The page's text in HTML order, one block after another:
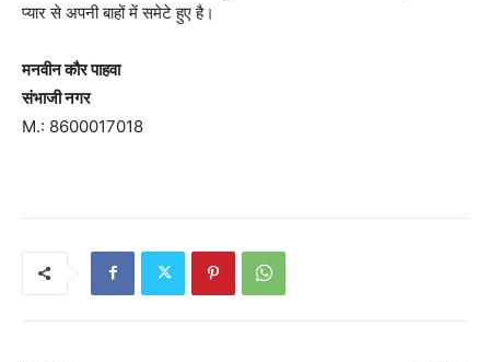
प्यार से अपनी बाहों में समेटे हुए है।
मनवीन कौर पाहवा
संभाजी नगर
M.: 8600017018